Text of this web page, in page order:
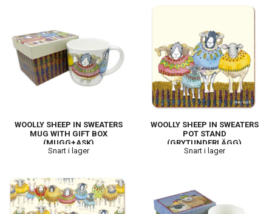
WOOLLY SHEEP IN SWEATERS
MUG WITH GIFT BOX
(MUGG+ASK)
Snart i lager
WOOLLY SHEEP IN SWEATERS
POT STAND
(GRYTUNDERLÄGG)
Snart i lager